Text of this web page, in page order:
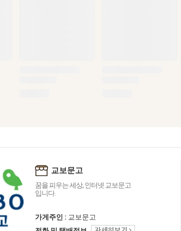
교보문고
꿈을 피우는 세상, 인터넷 교보문고
입니다.
가게주인 : 교보문고